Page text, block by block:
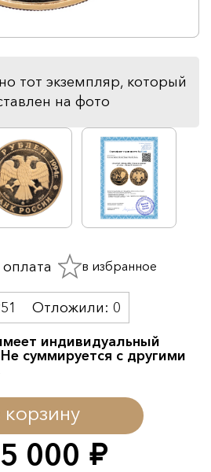
тот экземпляр, который
на фото
000 руб.
корзину
индивидуальный
суммируется с другими
Отложили: 0
в избранное